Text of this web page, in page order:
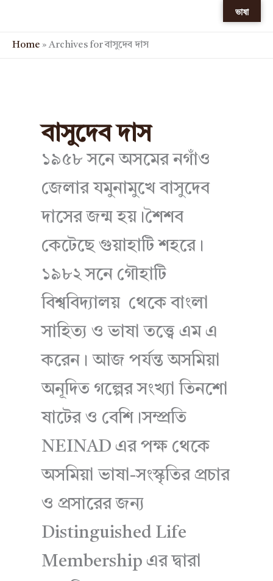
content
Home »Archives for বাসুদেব দাস
বাসুদেব দাস
১৯৫৮ সনে অসমের নগাঁও
জেলার যমুনামুখে বাসুদেব
দাসের জন্ম হয়।শৈশব
কেটেছে গুয়াহাটি শহরে।
১৯৮২ সনে গৌহাটি
বিশ্ববিদ্যালয় থেকে বাংলা
সাহিত্য ও ভাষা তত্ত্বে এম এ
করেন। আজ পর্যন্ত অসমিয়া
অনূদিত গল্পের সংখ্যা তিনশো
ষাটের ও বেশি।সম্প্রতি
NEINAD এর পক্ষ থেকে
অসমিয়া ভাষা-সংস্কৃতির প্রচার
ও প্রসারের জন্য
Distinguished Life
Membership এর দ্বারা
ভাষা